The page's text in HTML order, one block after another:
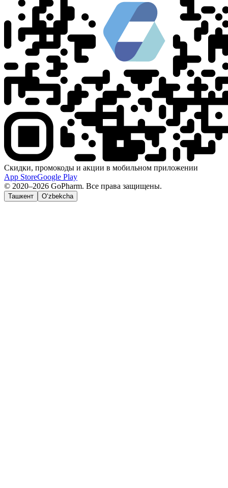
Скидки, промокоды и акции в мобильном приложении
App StoreGoogle Play
© 2020–2026 GoPharm. Все права защищены.
Ташкент O‘zbekcha